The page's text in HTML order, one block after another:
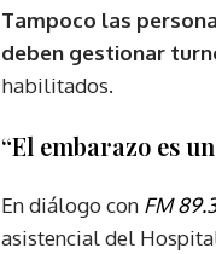
Tampoco las
deben gestionar
habilitados.
“El embarazo es
En diálogo con FM
asistencial del